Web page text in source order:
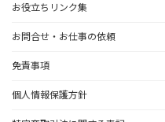
お役立ちリンク集
お問合せ・お仕事の依頼
免責事項
個人情報保護方針